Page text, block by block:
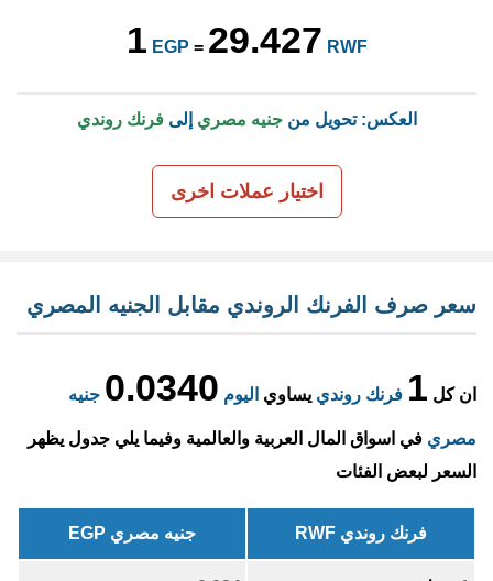
1 EGP = 29.427 RWF
العكس: تحويل منجنيه مصري إلىفرنك روندي
اختيار عملات اخرى
سعر صرف الفرنك الروندي مقابل الجنيه المصري
ان كل 1 فرنك روندي يساوي اليوم 0.0340 جنيه
مصري في اسواق المال العربية والعالمية وفيما يلي جدول يظهر
السعر لبعض الفئات
فرنك روندي RWF جنيه مصري EGP